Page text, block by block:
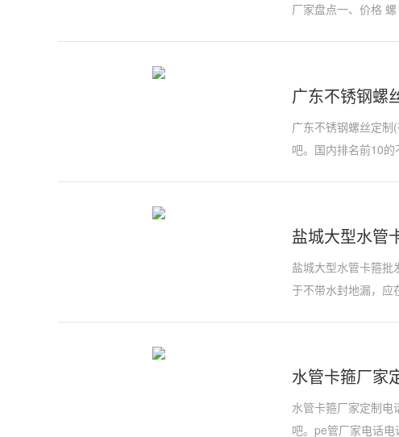
厂家盘点一、价格 螺
广东不锈钢螺
广东不锈钢螺丝定制
吧。国内排名前10的
盐城大型水管
盐城大型水管卡箍
于不带水封地漏，应
水管卡箍厂家
水管卡箍厂家定制电
吧。pe管厂家电话电